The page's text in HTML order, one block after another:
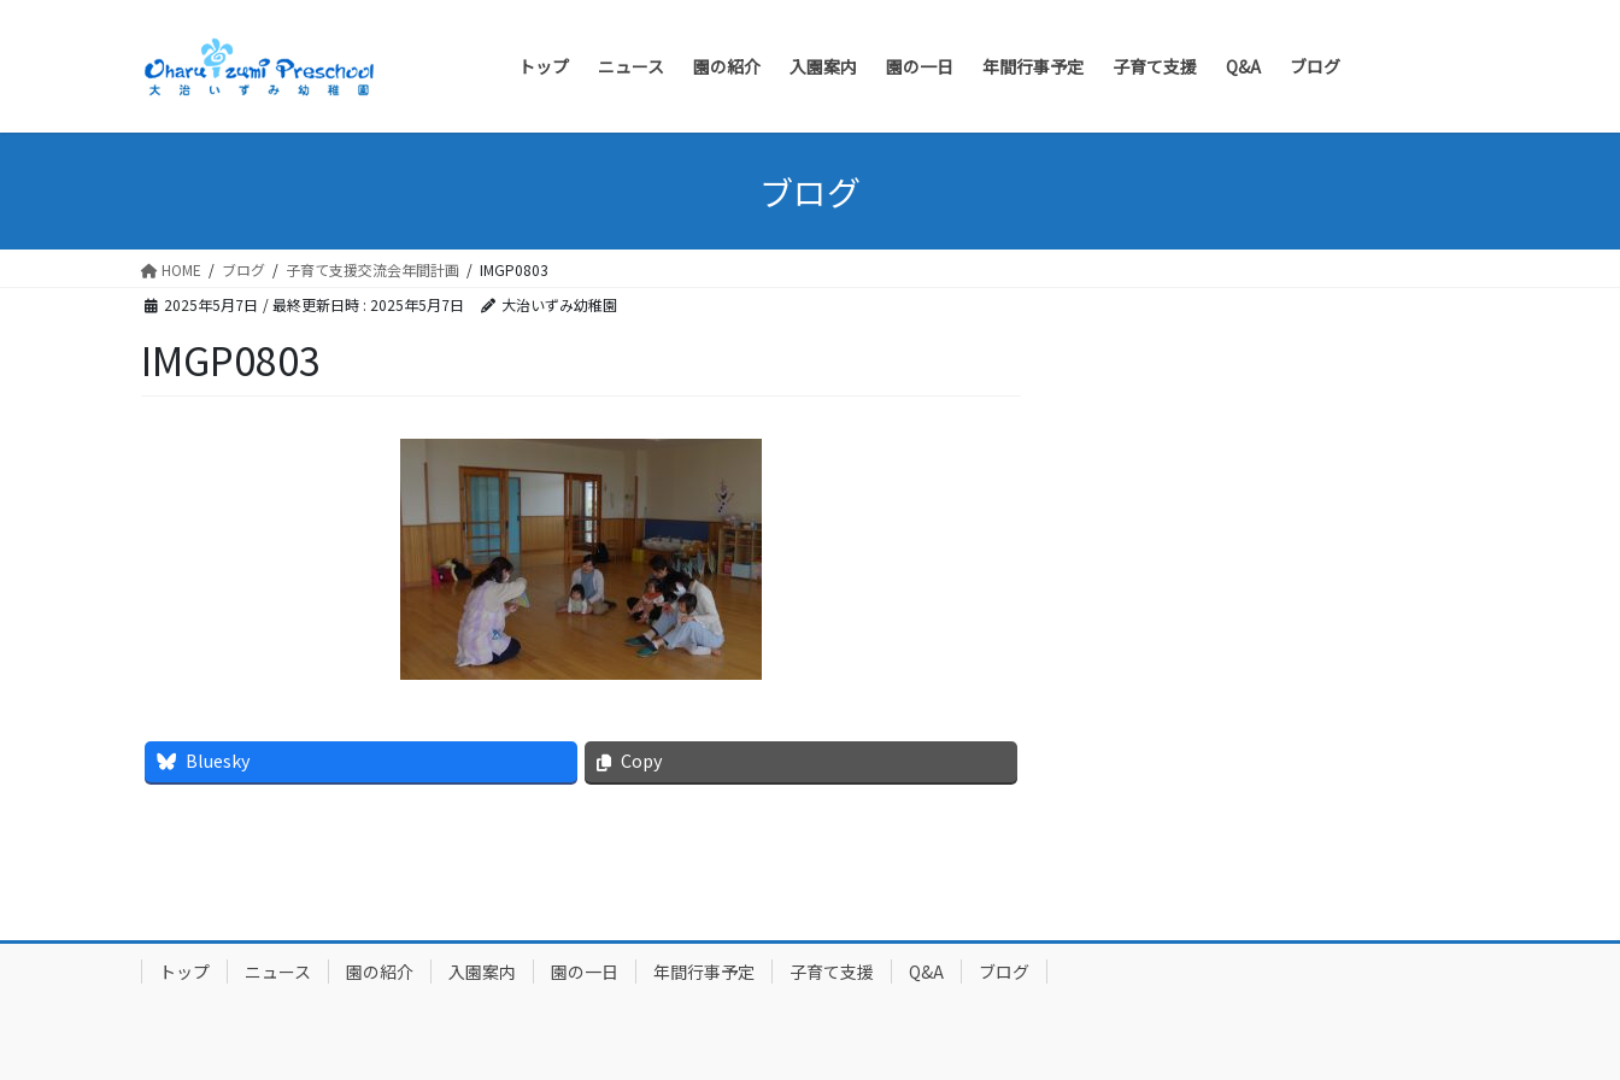
トップ ニュース 園の紹介 入園案内 園の一日 年間行事予定 子育て支援 Q&A ブログ
ブログ
HOME ブログ 子育て支援交流会年間計画
IMGP0803
2025年5月7日 / 最終更新日時 : 2025年5月7日 大治いずみ幼稚園
IMGP0803
Bluesky Copy
トップ ニュース 園の紹介 入園案内 園の一日 年間行事予定 子育て支援 Q&A ブログ